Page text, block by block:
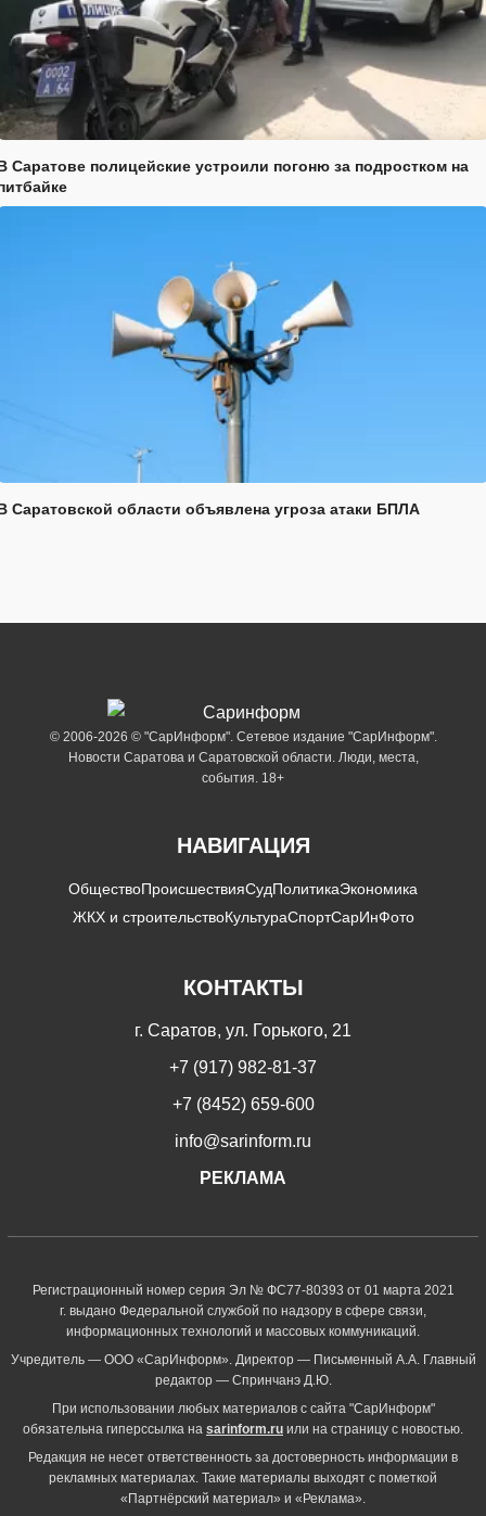
Саратове полицейские устроили погоню за подростком на
Саратовской области объявлена угроза атаки БПЛА
© 2006-2026 © "СарИнформ". Сетевое издание "СарИнформ".
Новости Саратова и Саратовской области. Люди, места,
события. 18+
НАВИГАЦИЯ
ОбществоПроисшествияСудПолитикаЭкономика
ЖКХ и строительствоКультураСпортСарИнФото
КОНТАКТЫ
г. Саратов, ул. Горького, 21
+7 (917) 982-81-37
+7 (8452) 659-600
info@sarinform.ru
РЕКЛАМА
Регистрационный номер серия Эл № ФС77-80393 от 01 марта 2021
г. выдано Федеральной службой по надзору в сфере связи,
информационных технологий и массовых коммуникаций.
Учредитель — ООО «СарИнформ». Директор — Письменный А.А. Главный
редактор — Спринчанэ Д.Ю.
При использовании любых материалов с сайта "СарИнформ"
обязательна гиперссылка на sarinform.ru или на страницу с новостью.
Редакция не несет ответственность за достоверность информации в
рекламных материалах. Такие материалы выходят с пометкой
«Партнёрский материал» и «Реклама».